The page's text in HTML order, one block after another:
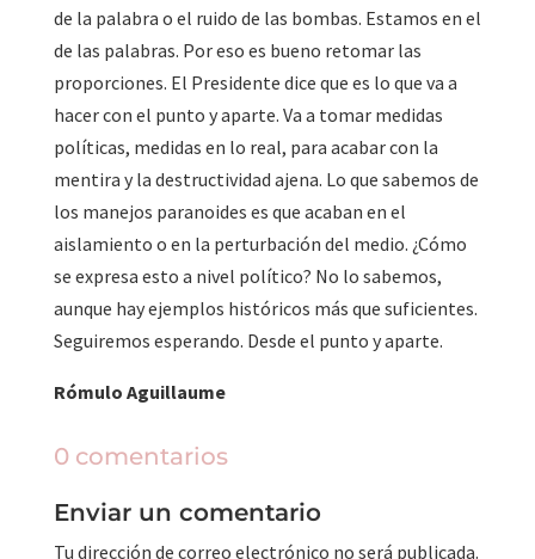
de la palabra o el ruido de las bombas. Estamos en el
de las palabras. Por eso es bueno retomar las
proporciones. El Presidente dice que es lo que va a
hacer con el punto y aparte. Va a tomar medidas
políticas, medidas en lo real, para acabar con la
mentira y la destructividad ajena. Lo que sabemos de
los manejos paranoides es que acaban en el
aislamiento o en la perturbación del medio. ¿Cómo
se expresa esto a nivel político? No lo sabemos,
aunque hay ejemplos históricos más que suficientes.
Seguiremos esperando. Desde el punto y aparte.
Rómulo Aguillaume
0 comentarios
Enviar un comentario
Tu dirección de correo electrónico no será publicada.